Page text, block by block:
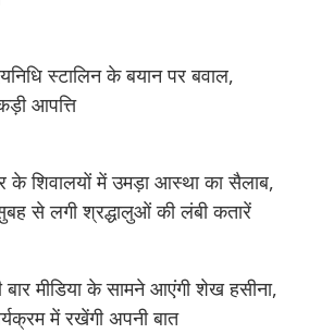
स्टालिन के बयान पर बवाल,
आपत्ति
के शिवालयों में उमड़ा आस्था का सैलाब,
से लगी श्रद्धालुओं की लंबी कतारें
बार मीडिया के सामने आएंगी शेख हसीना,
में रखेंगी अपनी बात